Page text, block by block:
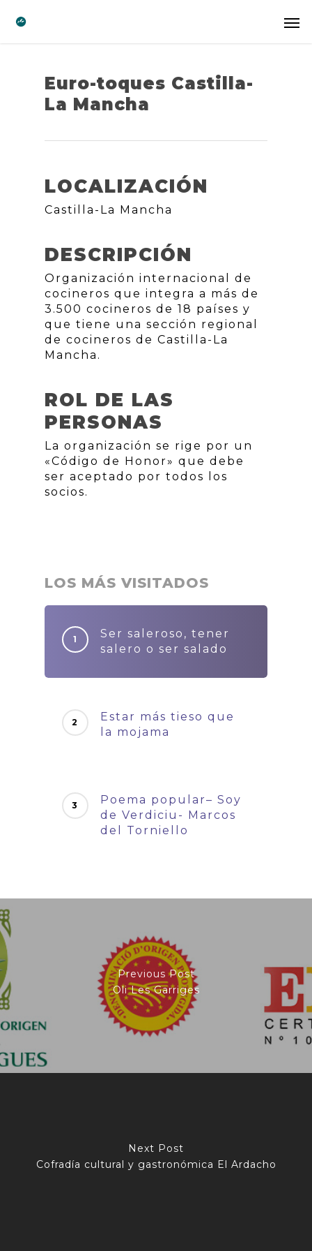
Euro-toques Castilla-
La Mancha
LOCALIZACIÓN
Castilla-La Mancha
DESCRIPCIÓN
Organización internacional de
cocineros que integra a más de
3.500 cocineros de 18 países y
que tiene una sección regional
de cocineros de Castilla-La
Mancha.
ROL DE LAS
PERSONAS
La organización se rige por un
«Código de Honor» que debe
ser aceptado por todos los
socios.
LOS MÁS VISITADOS
Ser saleroso, tener
salero o ser salado
Estar más tieso que
la mojama
Poema popular– Soy
de Verdiciu- Marcos
del Torniello
Previous Post
Oli Les Garriges
Next Post
Cofradía cultural y gastronómica El Ardacho